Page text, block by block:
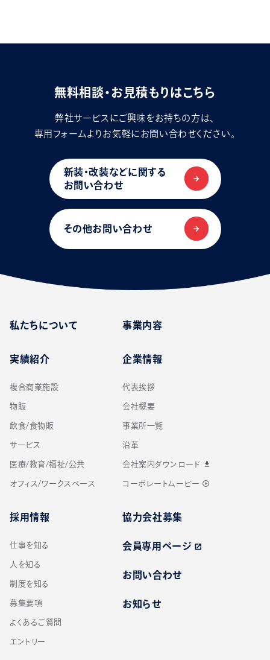
無料相談・お見積もりはこちら
弊社サービスにご興味をお持ちの方は、
専用フォームよりお気軽にお問い合わせください。
新装・改装などに関する
お問い合わせ
その他お問い合わせ
私たちについて
実績紹介
複合商業施設
物販
飲食/食物販
サービス
医療/教育/福祉/公共
オフィス/ワークスペース
事業内容
企業情報
代表挨拶
会社概要
事業所一覧
沿革
会社案内ダウンロード download
コーポレートムービー play_circle_outline
採用情報
仕事を知る
人を知る
制度を知る
募集要項
よくあるご質問
エントリー
協力会社募集
会員専用ページ open_in_new
お問い合わせ
お知らせ